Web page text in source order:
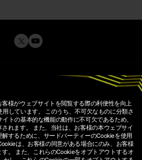
プライバシーポリシー
利用規約
COOKIEポリシー
COOKIE設定
様がウェブサイトを閲覧する際の利便性を向上
用しています。 このうち、不可欠なものに分類さ
トの基本的な機能の動作に不可欠であるため、
れます。 また、当社は、お客様の本ウェブサイ
解するために、サードパーティーのCookieを使用
は、お客様の同意がある場合にのみ、お客様
。 また、これらのCookieをオプトアウトするオ